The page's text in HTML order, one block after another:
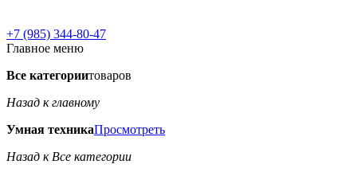
+7 (985) 344-80-47
Главное меню
Все категориитоваров
Назад к главному
Умная техникаПросмотреть
Назад к Все категории